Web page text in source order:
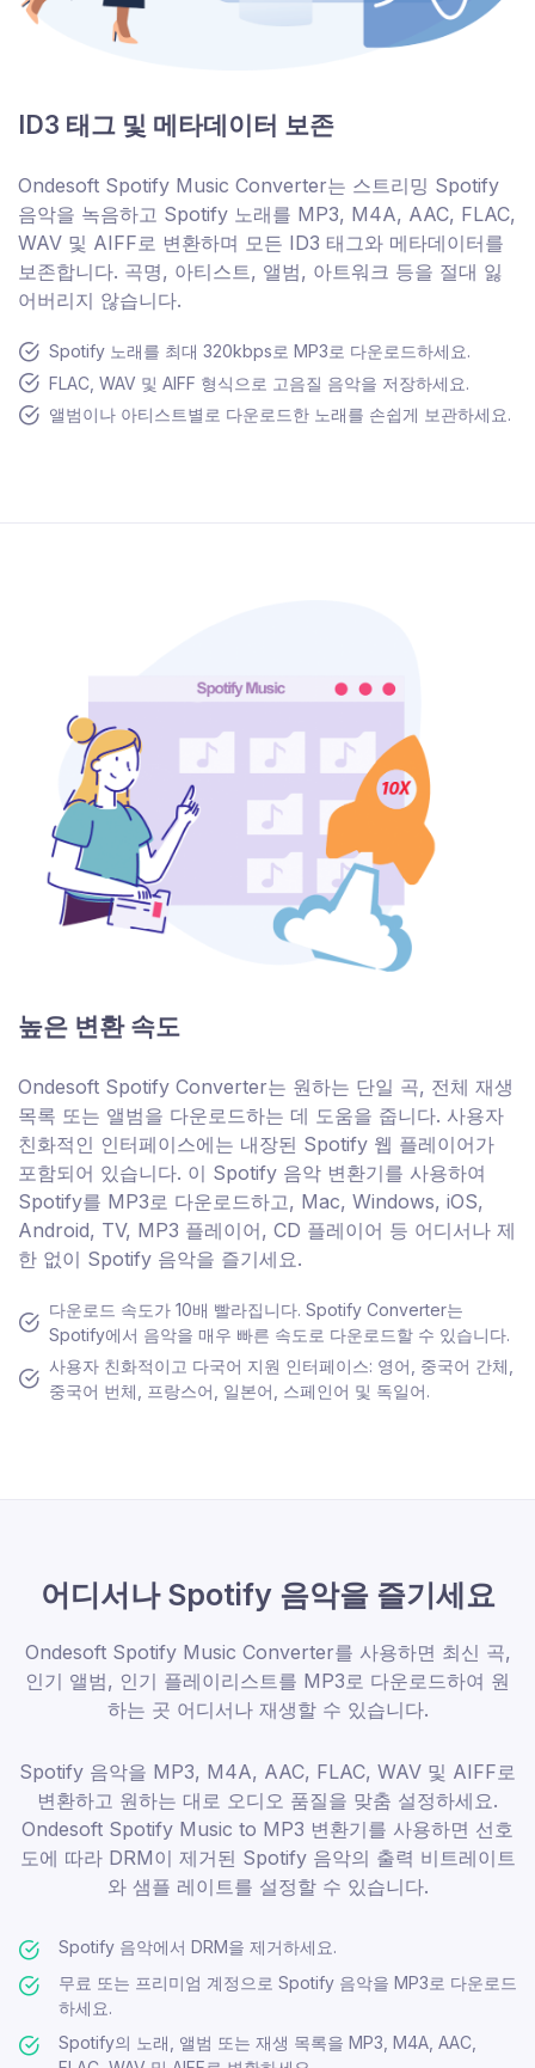
ID3 태그 및 메타데이터 보존
Ondesoft Spotify Music Converter는 스트리밍 Spotify
음악을 녹음하고 Spotify 노래를 MP3, M4A, AAC, FLAC,
WAV 및 AIFF로 변환하며 모든 ID3 태그와 메타데이터를
보존합니다. 곡명, 아티스트, 앨범, 아트워크 등을 절대 잃
어버리지 않습니다.
Spotify 노래를 최대 320kbps로 MP3로 다운로드하세요.
FLAC, WAV 및 AIFF 형식으로 고음질 음악을 저장하세요.
앨범이나 아티스트별로 다운로드한 노래를 손쉽게 보관하세요.
높은 변환 속도
Ondesoft Spotify Converter는 원하는 단일 곡, 전체 재생
목록 또는 앨범을 다운로드하는 데 도움을 줍니다. 사용자
친화적인 인터페이스에는 내장된 Spotify 웹 플레이어가
포함되어 있습니다. 이 Spotify 음악 변환기를 사용하여
Spotify를 MP3로 다운로드하고, Mac, Windows, iOS,
Android, TV, MP3 플레이어, CD 플레이어 등 어디서나 제
한 없이 Spotify 음악을 즐기세요.
다운로드 속도가 10배 빨라집니다. Spotify Converter는
Spotify에서 음악을 매우 빠른 속도로 다운로드할 수 있습니다.
사용자 친화적이고 다국어 지원 인터페이스: 영어, 중국어 간체,
중국어 번체, 프랑스어, 일본어, 스페인어 및 독일어.
어디서나 Spotify 음악을 즐기세요
Ondesoft Spotify Music Converter를 사용하면 최신 곡,
인기 앨범, 인기 플레이리스트를 MP3로 다운로드하여 원
하는 곳 어디서나 재생할 수 있습니다.
Spotify 음악을 MP3, M4A, AAC, FLAC, WAV 및 AIFF로
변환하고 원하는 대로 오디오 품질을 맞춤 설정하세요.
Ondesoft Spotify Music to MP3 변환기를 사용하면 선호
도에 따라 DRM이 제거된 Spotify 음악의 출력 비트레이트
와 샘플 레이트를 설정할 수 있습니다.
Spotify 음악에서 DRM을 제거하세요.
무료 또는 프리미엄 계정으로 Spotify 음악을 MP3로 다운로드
하세요.
Spotify의 노래, 앨범 또는 재생 목록을 MP3, M4A, AAC,